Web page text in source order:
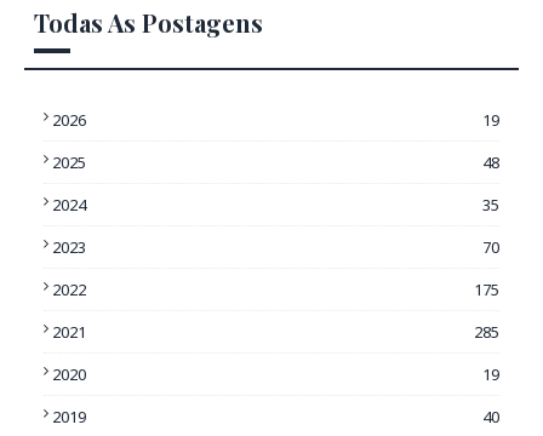
Todas As Postagens
2026
19
2025
48
2024
35
2023
70
2022
175
2021
285
2020
19
2019
40